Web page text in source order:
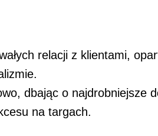
relacji z klientami,
dbając o najdrobniejsze
na targach.